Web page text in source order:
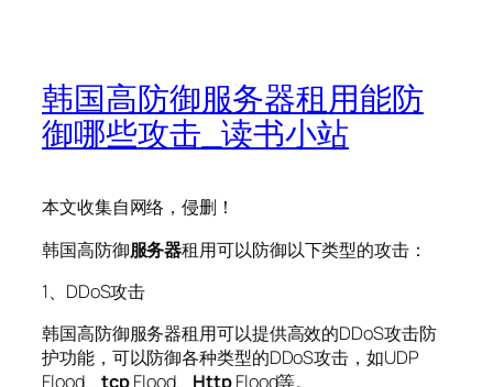
韩国高防御服务器租用能防
御哪些攻击_读书小站
本文收集自网络，侵删！
韩国高防御服务器租用可以防御以下类型的攻击：
1、DDoS攻击
韩国高防御服务器租用可以提供高效的DDoS攻击防
护功能，可以防御各种类型的DDoS攻击，如UDP
Flood、tcpFlood、 HttpFlood等。